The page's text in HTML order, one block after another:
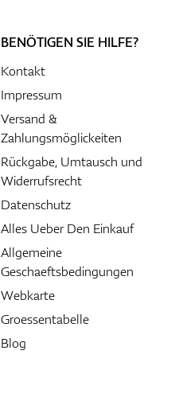
BENÖTIGEN SIE HILFE?
Kontakt
Impressum
Versand &
Zahlungsmöglickeiten
Rückgabe, Umtausch und
Widerrufsrecht
Datenschutz
Alles Ueber Den Einkauf
Allgemeine
Geschaeftsbedingungen
Webkarte
Groessentabelle
Blog